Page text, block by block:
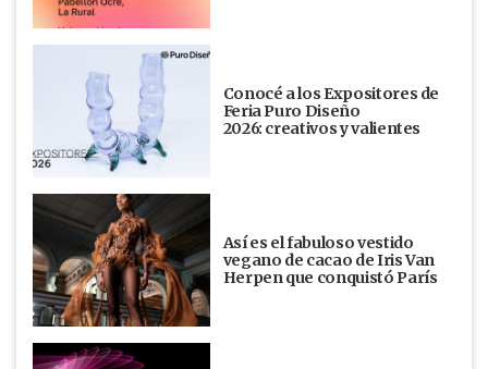
Conocé a los Expositores de
Feria Puro Diseño
2026: creativos y valientes
Así es el fabuloso vestido
vegano de cacao de Iris Van
Herpen que conquistó París